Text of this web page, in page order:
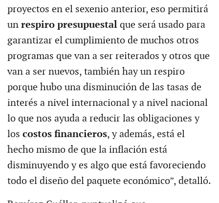
proyectos en el sexenio anterior, eso permitirá
unrespiro presupuestal que será usado para
garantizar el cumplimiento de muchos otros
programas que van a ser reiterados y otros que
van a ser nuevos, también hay un respiro
porque hubo una disminución de las tasas de
interés a nivel internacional y a nivel nacional
lo que nos ayuda a reducir las obligaciones y
los costos financieros, y además, está el
hecho mismo de que la inflación está
disminuyendo y es algo que está favoreciendo
todo el diseño del paquete económico”, detalló.